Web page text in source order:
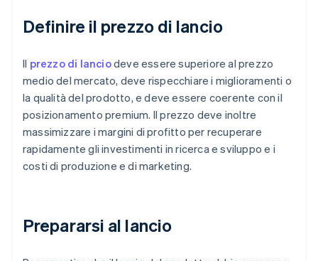
Definire il prezzo di lancio
Il prezzo di lanciodeve essere superiore al prezzo
medio del mercato, deve rispecchiare i miglioramenti o
la qualità del prodotto, e deve essere coerente con il
posizionamento premium. Il prezzo deve inoltre
massimizzare i margini di profitto per recuperare
rapidamente gli investimenti in ricerca e sviluppo e i
costi di produzione e di marketing.
Prepararsi al lancio